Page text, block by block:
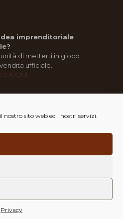
sito web ed i nostri servizi.
Privacy
imprenditoriale
di metterti in gioco
ufficiale.
QUI
House | All Rights Reserved
RC-194657 | Powered by